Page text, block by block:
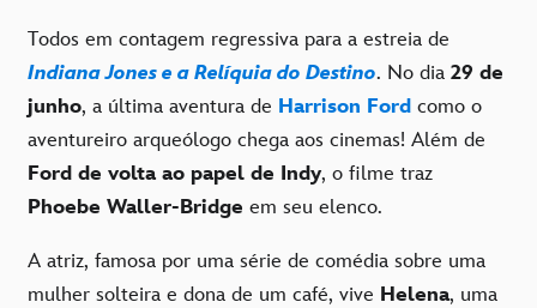
Todos em contagem regressiva para a estreia de
Indiana Jones e a Relíquia do Destino. No dia 29 de
junho, a última aventura de Harrison Ford como o
aventureiro arqueólogo chega aos cinemas! Além de
Ford de volta ao papel de Indy, o filme traz
Phoebe Waller-Bridge em seu elenco.
A atriz, famosa por uma série de comédia sobre uma
mulher solteira e dona de um café, vive Helena, uma